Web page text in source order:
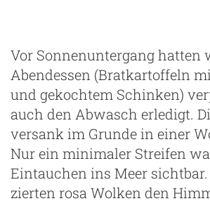
Vor Sonnenuntergang hatten
Abendessen (Bratkartoffeln
und gekochtem Schinken)
auch den Abwasch erledigt.
versank im Grunde in einer
Nur ein minimaler Streifen
Eintauchen ins Meer
zierten rosa Wolken den